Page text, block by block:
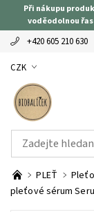
Při nákupu
voděodolnou
+420 605 210 630
CZK
PLEŤ
pleťové sérum